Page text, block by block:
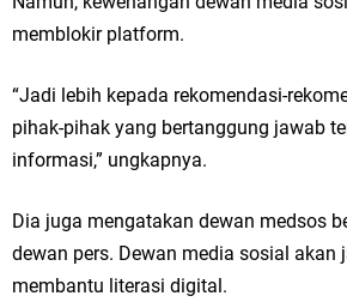
Tahun Baru Islam 1448 H
Selamat Tahun Baru Islam 1 Muharram 1448
Husnul Aqib, M.M. untuk Negeri
Menuju Indonesia Emas 2045
Reses Anggota DPRD Jabar M. Rizky di Desa
memblokir platform.
“Jadi lebih kepada rekomendasi-
pihak-pihak yang bertanggung jawab
informasi,” ungkapnya.
Dia juga mengatakan dewan medsos
dewan pers. Dewan media sosial akan
membantu literasi digital.